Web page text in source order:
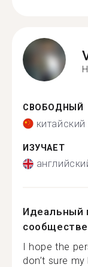
СВОБОДНЫЙ
ИЗУЧАЕТ
Идеальный
сообществе
I hope the
don’t sure my